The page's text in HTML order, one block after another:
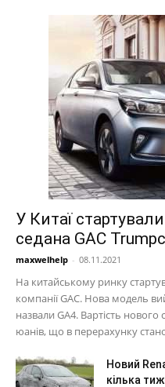
У Китаї
седана GAC
maxwelhelp - 08.11.2021
На китайському ринку
компанії GAC. Нова модель
назвали GA4. Вартість нового
юанів, що в перерахунку
Новий
кілька